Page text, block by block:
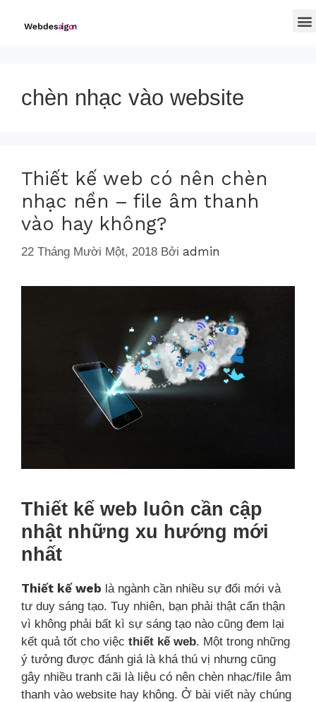
chèn nhạc vào website
Thiết kế web có nên chèn
nhạc nền – file âm thanh
vào hay không?
22 Tháng Mười Một, 2018 Bởi admin
Thiết kế web luôn cần cập
nhật những xu hướng mới
nhất
Thiết kế web là ngành cần nhiều sự đổi mới và
tư duy sáng tạo. Tuy nhiên, bạn phải thật cẩn thận
vì không phải bất kì sự sáng tạo nào cũng đem lại
kết quả tốt cho việc thiết kế web. Một trong những
ý tưởng được đánh giá là khá thú vị nhưng cũng
gây nhiều tranh cãi là liệu có nên chèn nhạc/file âm
thanh vào website hay không. Ở bài viết này chúng